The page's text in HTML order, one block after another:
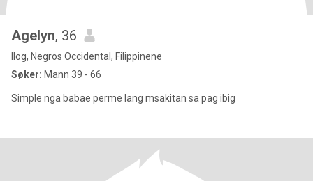
Agelyn, 36
Ilog, Negros Occidental, Filippinene
Søker: Mann 39 - 66
Simple nga babae perme lang msakitan sa pag ibig